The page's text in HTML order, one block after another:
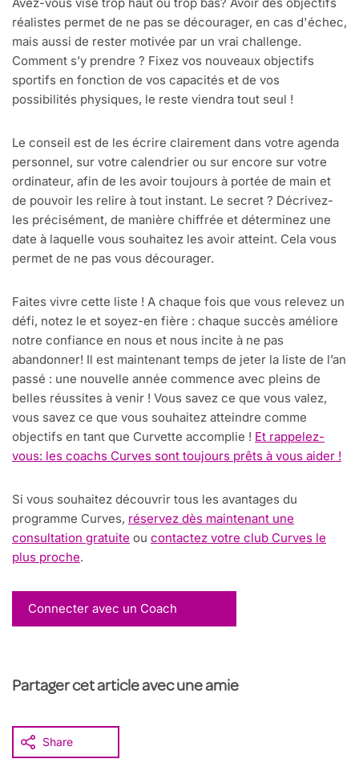
Avez-vous visé trop haut ou trop bas? Avoir des objectifs
réalistes permet de ne pas se décourager, en cas d'échec,
mais aussi de rester motivée par un vrai challenge.
Comment s’y prendre ? Fixez vos nouveaux objectifs
sportifs en fonction de vos capacités et de vos
possibilités physiques, le reste viendra tout seul !
Le conseil est de les écrire clairement dans votre agenda
personnel, sur votre calendrier ou sur encore sur votre
ordinateur, afin de les avoir toujours à portée de main et
de pouvoir les relire à tout instant. Le secret ? Décrivez-
les précisément, de manière chiffrée et déterminez une
date à laquelle vous souhaitez les avoir atteint. Cela vous
permet de ne pas vous décourager.
Faites vivre cette liste ! A chaque fois que vous relevez un
défi, notez le et soyez-en fière : chaque succès améliore
notre confiance en nous et nous incite à ne pas
abandonner! Il est maintenant temps de jeter la liste de l’an
passé : une nouvelle année commence avec pleins de
belles réussites à venir ! Vous savez ce que vous valez,
vous savez ce que vous souhaitez atteindre comme
objectifs en tant que Curvette accomplie ! Et rappelez-
vous: les coachs Curves sont toujours prêts à vous aider !
Si vous souhaitez découvrir tous les avantages du
programme Curves, réservez dès maintenant une
consultation gratuite ou contactez votre club Curves le
plus proche.
Connecter avec un Coach
Partager cet article avec une amie
Share